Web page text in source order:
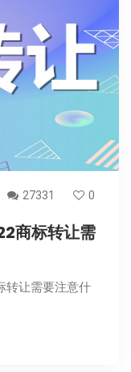
27331 0
商标转让需
让需要注意什